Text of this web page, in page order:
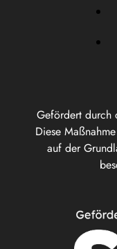
Gefördert durch
Diese
auf der